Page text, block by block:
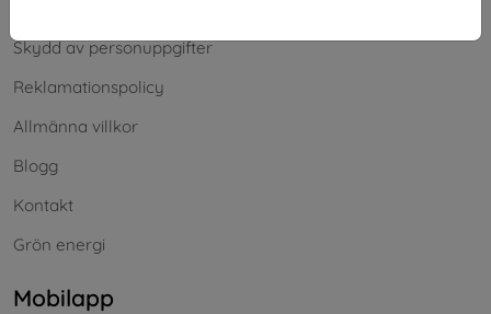
Skydd av personuppgifter
Reklamationspolicy
Allmänna villkor
Blogg
Kontakt
Grön energi
Mobilapp